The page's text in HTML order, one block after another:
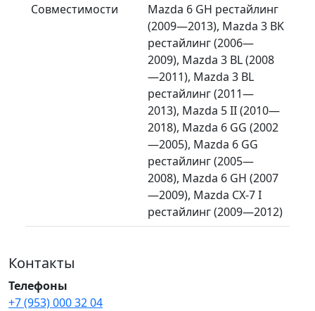
Совместимости
Mazda 6 GH рестайлинг
(2009—2013), Mazda 3 BK
рестайлинг (2006—
2009), Mazda 3 BL (2008
—2011), Mazda 3 BL
рестайлинг (2011—
2013), Mazda 5 II (2010—
2018), Mazda 6 GG (2002
—2005), Mazda 6 GG
рестайлинг (2005—
2008), Mazda 6 GH (2007
—2009), Mazda CX-7 I
рестайлинг (2009—2012)
Контакты
Телефоны
+7 (953) 000 32 04